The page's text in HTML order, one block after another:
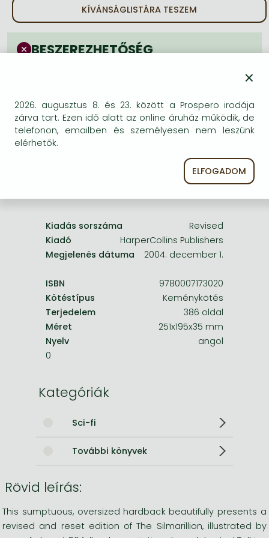
Frieren manga
Bleach manga
One-Punch Man manga
KÍVÁNSÁGLISTÁRA TESZEM
BESZEREZHETŐSÉG
ügyfélszolgálatunkhoz!
Kiadás sorszáma
Revised
Kiadó
HarperCollins Publishers
Megjelenés dátuma
2004. december 1.
ISBN
9780007173020
Kötéstípus
Keménykötés
Terjedelem
386 oldal
Méret
251x195x35 mm
Nyelv
angol
0
Kategóriák
Sci-fi
További könyvek
Rövid leírás:
This sumptuous, oversized hardback beautifully presents a
revised and reset edition of The Silmarillion, illustrated by
×
2026. augusztus 8. és 23. között a Prospero irodája
zárva tart. Ezen idő alatt az online áruház működik, de
telefonon, emailben és személyesen nem leszünk
elérhetők.
ELFOGADOM